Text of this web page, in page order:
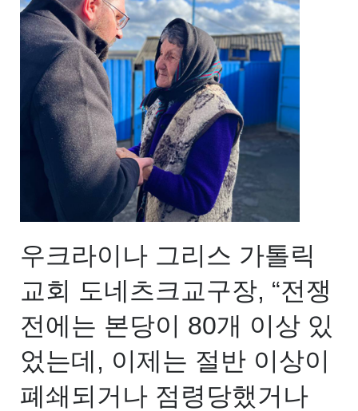
우크라이나 그리스 가톨릭
교회 도네츠크교구장, “전쟁
전에는 본당이 80개 이상 있
었는데, 이제는 절반 이상이
폐쇄되거나 점령당했거나